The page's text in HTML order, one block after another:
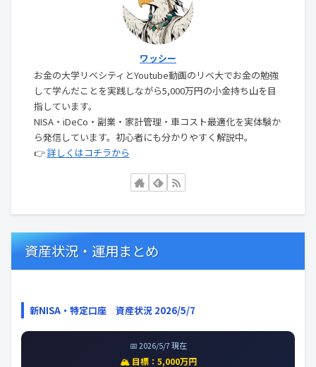
ワッシー
お金の大学リベシティとYoutube動画のリベ大でお金の勉強
して学んだことを実践しながら5,000万円の小金持ち山を目
指しています。
NISA・iDeCo・副業・家計管理・車コスト最適化を実体験か
ら発信しています。初心者にも分かりやすく解説中。
👉詳しくはコチラから
資産状況・運用まとめ
新NISA・特定口座 資産状況 2026/5/7
📅 2026/5/7 現在
🏔️ 目標：5,000万円